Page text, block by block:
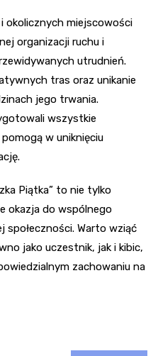
okolicznych miejscowości
organizacji ruchu i
utrudnień.
tras oraz unikanie
jego trwania.
wszystkie
w uniknięciu
Piątka” to nie tylko
okazja do wspólnego
społeczności. Warto wziąć
jako uczestnik, jak i kibic,
zachowaniu na